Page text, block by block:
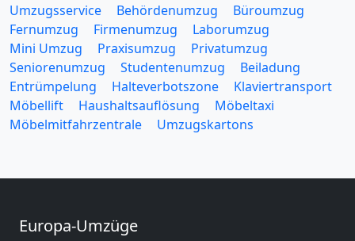
Umzugsservice Behördenumzug
Büroumzug
Fernumzug
Firmenumzug
Laborumzug
Mini Umzug
Praxisumzug
Privatumzug
Seniorenumzug
Studentenumzug
Beiladung
Entrümpelung
Halteverbotszone
Klaviertransport
Möbellift
Haushaltsauflösung
Möbeltaxi
Möbelmitfahrzentrale
Umzugskartons
Europa-Umzüge